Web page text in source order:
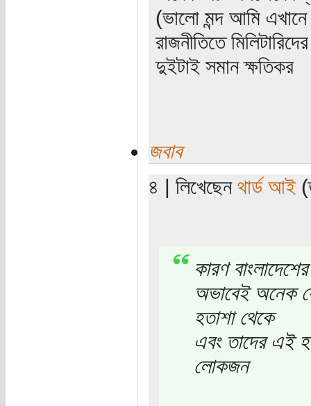
(ভালো মন্দ আমি এখানে
রাজনীতিতে
দুইটাই সমান ক্ষতিকর
জবাব
৪ | লিখেছেন থার্ড আই
কারণ
অভাবেই অনেক
হতাশা থেকে
এবং তাদের এই
লোকজন